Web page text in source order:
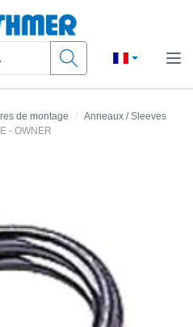
de montage
Anneaux / Sleeves
- OWNER